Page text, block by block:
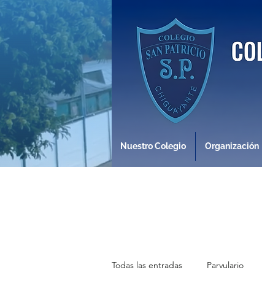
Nuestro Colegio Organización
Todas las entradas Parvulario